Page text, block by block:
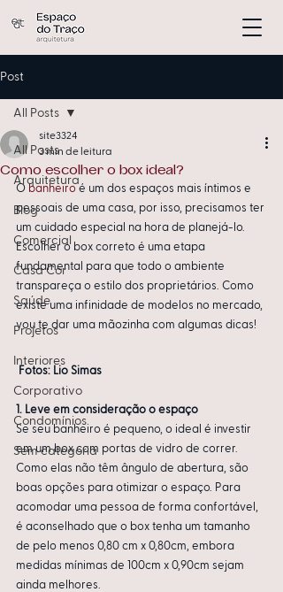
Post
All Posts
Arquitetura
Blog
Comercial
Casa Cor
Saúde
Projetos
Interiores
Corporativo
Condomínios
Sem categoria
All Posts
Como escolher o box ideal?
site3324
3 min de leitura
O banheiro é um dos espaços mais íntimos e
pessoais de uma casa, por isso, precisamos ter
um cuidado especial na hora de planejá-lo.
Escolher o box correto é uma etapa
fundamental para que todo o ambiente
transpareça o estilo dos proprietários. Como
existe uma infinidade de modelos no mercado,
vou te dar uma mãozinha com algumas dicas!
Fotos: Lio Simas
1. Leve em consideração o espaço
Se seu banheiro é pequeno, o ideal é investir
em um box com portas de vidro de correr.
Como elas não têm ângulo de abertura, são
boas opções para otimizar o espaço. Para
acomodar uma pessoa de forma confortável,
é aconselhado que o box tenha um tamanho
de pelo menos 0,80 cm x 0,80cm, embora
medidas mínimas de 100cm x 0,90cm sejam
ainda melhores.